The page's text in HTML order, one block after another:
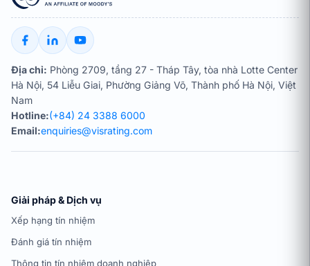
Địa chỉ: Phòng 2709, tầng 27 - Tháp Tây, tòa nhà Lotte Center
Hà Nội, 54 Liễu Giai, Phường Giảng Võ, Thành phố Hà Nội, Việt
Nam
Hotline:(+84) 24 3388 6000
Email:enquiries@visrating.com
Giải pháp & Dịch vụ
Xếp hạng tín nhiệm
Đánh giá tín nhiệm
Thông tin tín nhiệm doanh nghiệp